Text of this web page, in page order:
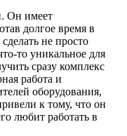
Он имеет
долгое время в
не просто
то уникальное для
сразу комплекс
работа и
оборудования,
к тому, что он
любит работать в